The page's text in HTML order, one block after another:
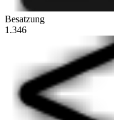
Besatzung
1.346